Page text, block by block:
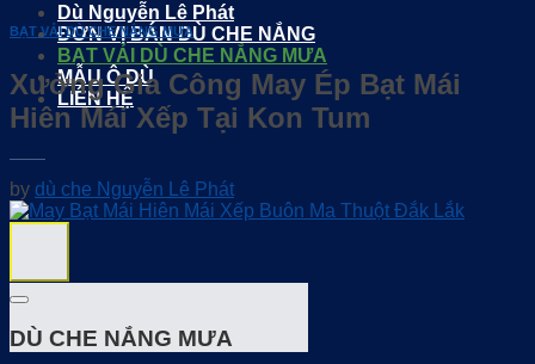
Dù Nguyễn Lê Phát
ĐƠN VỊ BÁN DÙ CHE NẮNG
BẠT VẢI DÙ CHE NẮNG MƯA
MẪU Ô DÙ
LIÊN HỆ
BẠT VẢI DÙ CHE NẮNG MƯA
Xưởng Gia Công May Ép Bạt Mái
Hiên Mái Xếp Tại Kon Tum
by dù che Nguyễn Lê Phát
DÙ CHE NẮNG MƯA